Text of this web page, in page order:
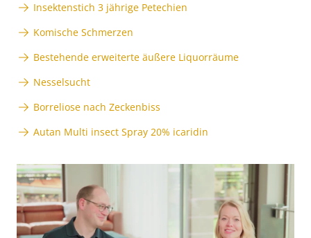
Insektenstich 3 jährige Petechien
Komische Schmerzen
Bestehende erweiterte äußere Liquorräume
Nesselsucht
Borreliose nach Zeckenbiss
Autan Multi insect Spray 20% icaridin